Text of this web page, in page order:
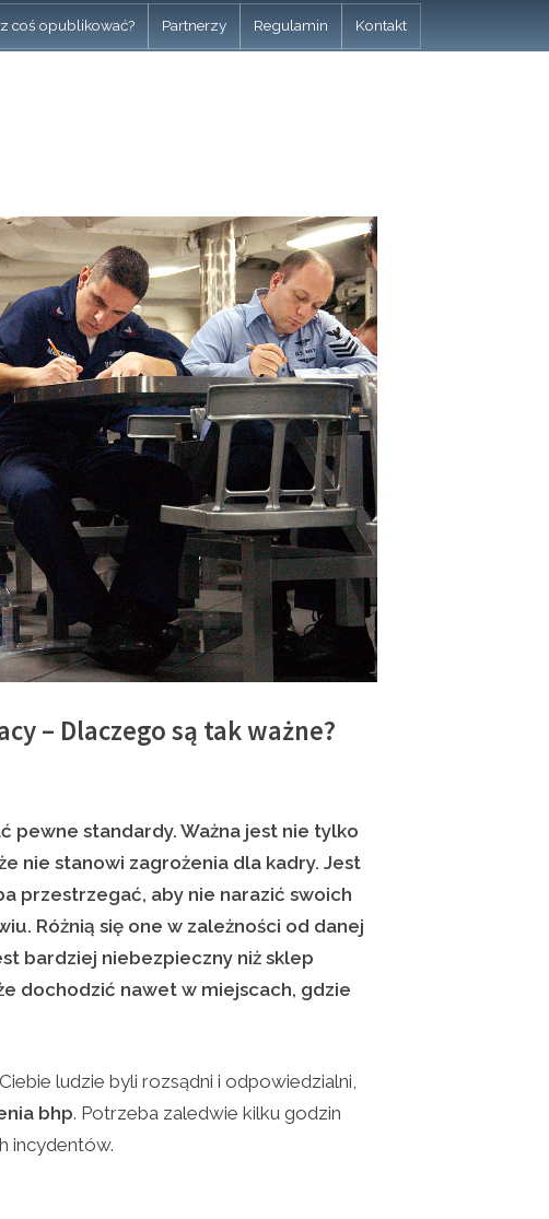
coś opublikować? Partnerzy Regulamin Kontakt
– Dlaczego są tak ważne?
pewne standardy. Ważna jest nie tylko
nie stanowi zagrożenia dla kadry. Jest
przestrzegać, aby nie narazić swoich
Różnią się one w zależności od danej
bardziej niebezpieczny niż sklep
dochodzić nawet w miejscach, gdzie
ludzie byli rozsądni i odpowiedzialni,
bhp. Potrzeba zaledwie kilku godzin
incydentów.